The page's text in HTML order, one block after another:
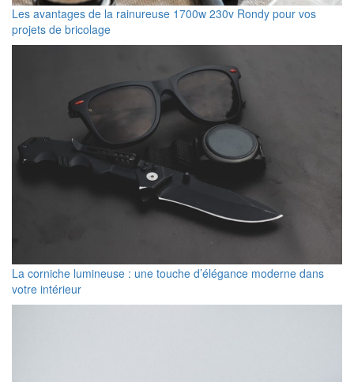
Les avantages de la rainureuse 1700w 230v Rondy pour vos
projets de bricolage
La corniche lumineuse : une touche d’élégance moderne dans
votre intérieur